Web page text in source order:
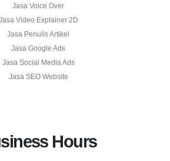
Jasa Voice Over
Video Explainer 2D
Jasa Penulis Artikel
Jasa Google Ads
Jasa Social Media Ads
Jasa SEO Website
Hours